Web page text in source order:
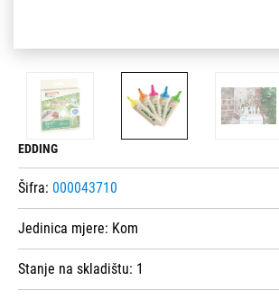
EDDING
Šifra: 000043710
Jedinica mjere: Kom
Stanje na skladištu: 1